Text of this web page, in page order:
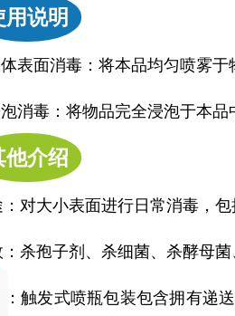
用说明
表面消毒：将本品均匀喷雾
消毒：将物品完全浸泡于本品
他介绍
：对大小表面进行日常消毒，
：杀孢子剂、杀细菌、杀酵母
：触发式喷瓶包装包含拥有递